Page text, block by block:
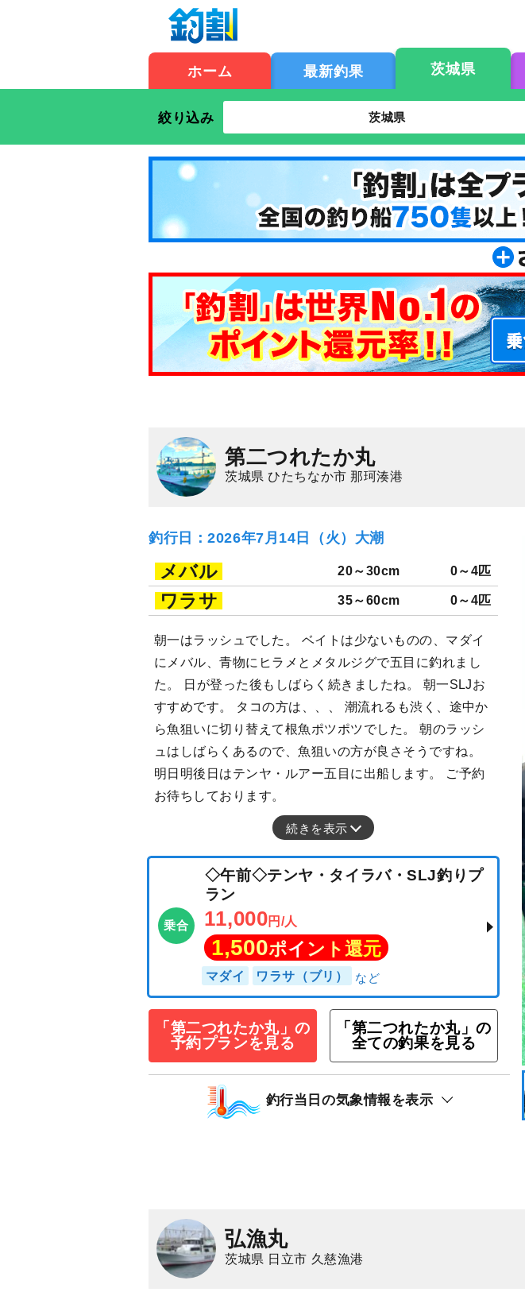
ホーム 最新釣果 茨城県
絞り込み 茨城県
第二つれたか丸
茨城県 ひたちなか市 那珂湊港
釣行日：2026年7月14日（火）大潮
メバル 20～30cm 0～4匹
ワラサ 35～60cm 0～4匹
朝一はラッシュでした。 ベイトは少ないものの、マダイ
にメバル、青物にヒラメとメタルジグで五目に釣れまし
た。 日が登った後もしばらく続きましたね。 朝一SLJお
すすめです。 タコの方は、、、 潮流れるも渋く、途中か
ら魚狙いに切り替えて根魚ポツポツでした。 朝のラッシ
ュはしばらくあるので、魚狙いの方が良さそうですね。
明日明後日はテンヤ・ルアー五目に出船します。 ご予約
お待ちしております。
続きを表示
乗合
◇午前◇テンヤ・タイラバ・SLJ釣りプ
ラン
11,000円/人
1,500ポイント還元
マダイ ワラサ（ブリ）
「第二つれたか丸」の
予約プランを見る
「第二つれたか丸」の
全ての釣果を見る
釣行当日の気象情報を表示
弘漁丸
茨城県 日立市 久慈漁港